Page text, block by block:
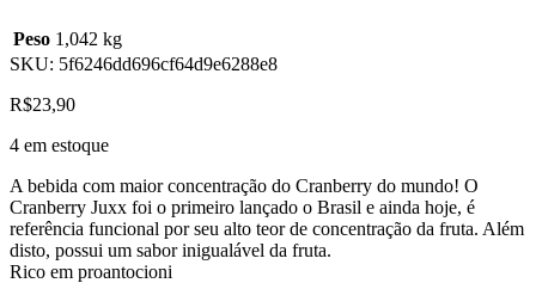
Peso 1,042 kg
SKU: 5f6246dd696cf64d9e6288e8
R$23,90
4 em estoque
A bebida com maior concentração do Cranberry do mundo! O
Cranberry Juxx foi o primeiro lançado o Brasil e ainda hoje, é
referência funcional por seu alto teor de concentração da fruta. Além
disto, possui um sabor inigualável da fruta.
Rico em proantocioni